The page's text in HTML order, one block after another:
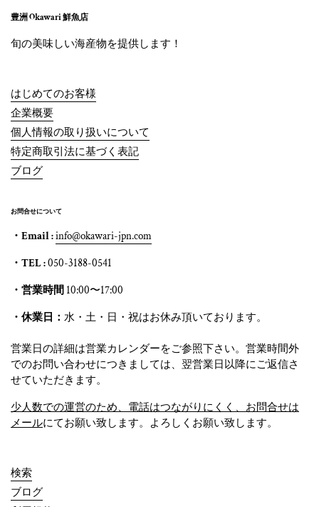
豊洲 Okawari 鮮魚店
旬の美味しい海産物を提供します！
はじめてのお客様
企業概要
個人情報の取り扱いについて
特定商取引法に基づく表記
ブログ
お問合せについて
・Email :info@okawari-jpn.com
・TEL :050-3188-0541
・営業時間 10:00〜17:00
・休業日： 水・土・日・祝はお休み頂いております。
営業日の詳細は営業カレンダーをご参照下さい。営業時間外
でのお問い合わせにつきましては、翌営業日以降にご返信さ
せていただきます。
少人数での運営のため、電話はつながりにくく、お問合せは
メールにてお願い致します。よろしくお願い致します。
検索
ブログ